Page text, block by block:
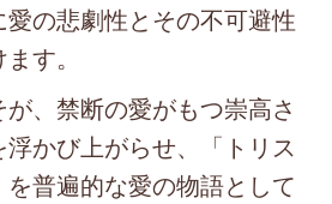
の悲劇性とその不可避性
す。
、禁断の愛がもつ崇高さ
かび上がらせ、「トリス
普遍的な愛の物語として